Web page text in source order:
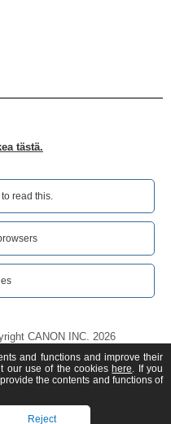
tästä.
read this.‎
CANON INC. 2026
and functions and improve their
our use of the cookies here. If you
the contents and functions of
Reject